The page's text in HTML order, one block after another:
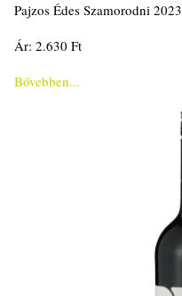
Pajzos Édes Szamorodni 2023
Ár: 2.630 Ft
Bővebben...